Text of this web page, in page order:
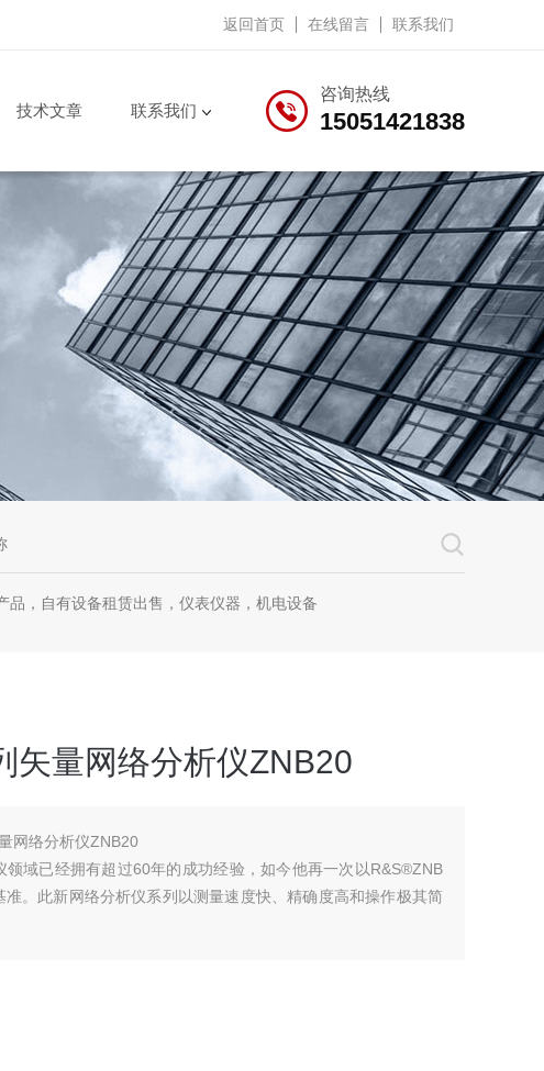
返回首页 在线留言 联系我们
咨询热线
15051421838
技术文章 联系我们
品，自有设备租赁出售，仪表仪器，机电设备
矢量网络分析仪ZNB20
网络分析仪ZNB20
领域已经拥有超过60年的成功经验，如今他再一次以R&S®ZNB
。此新网络分析仪系列以测量速度快、精确度高和操作极其简